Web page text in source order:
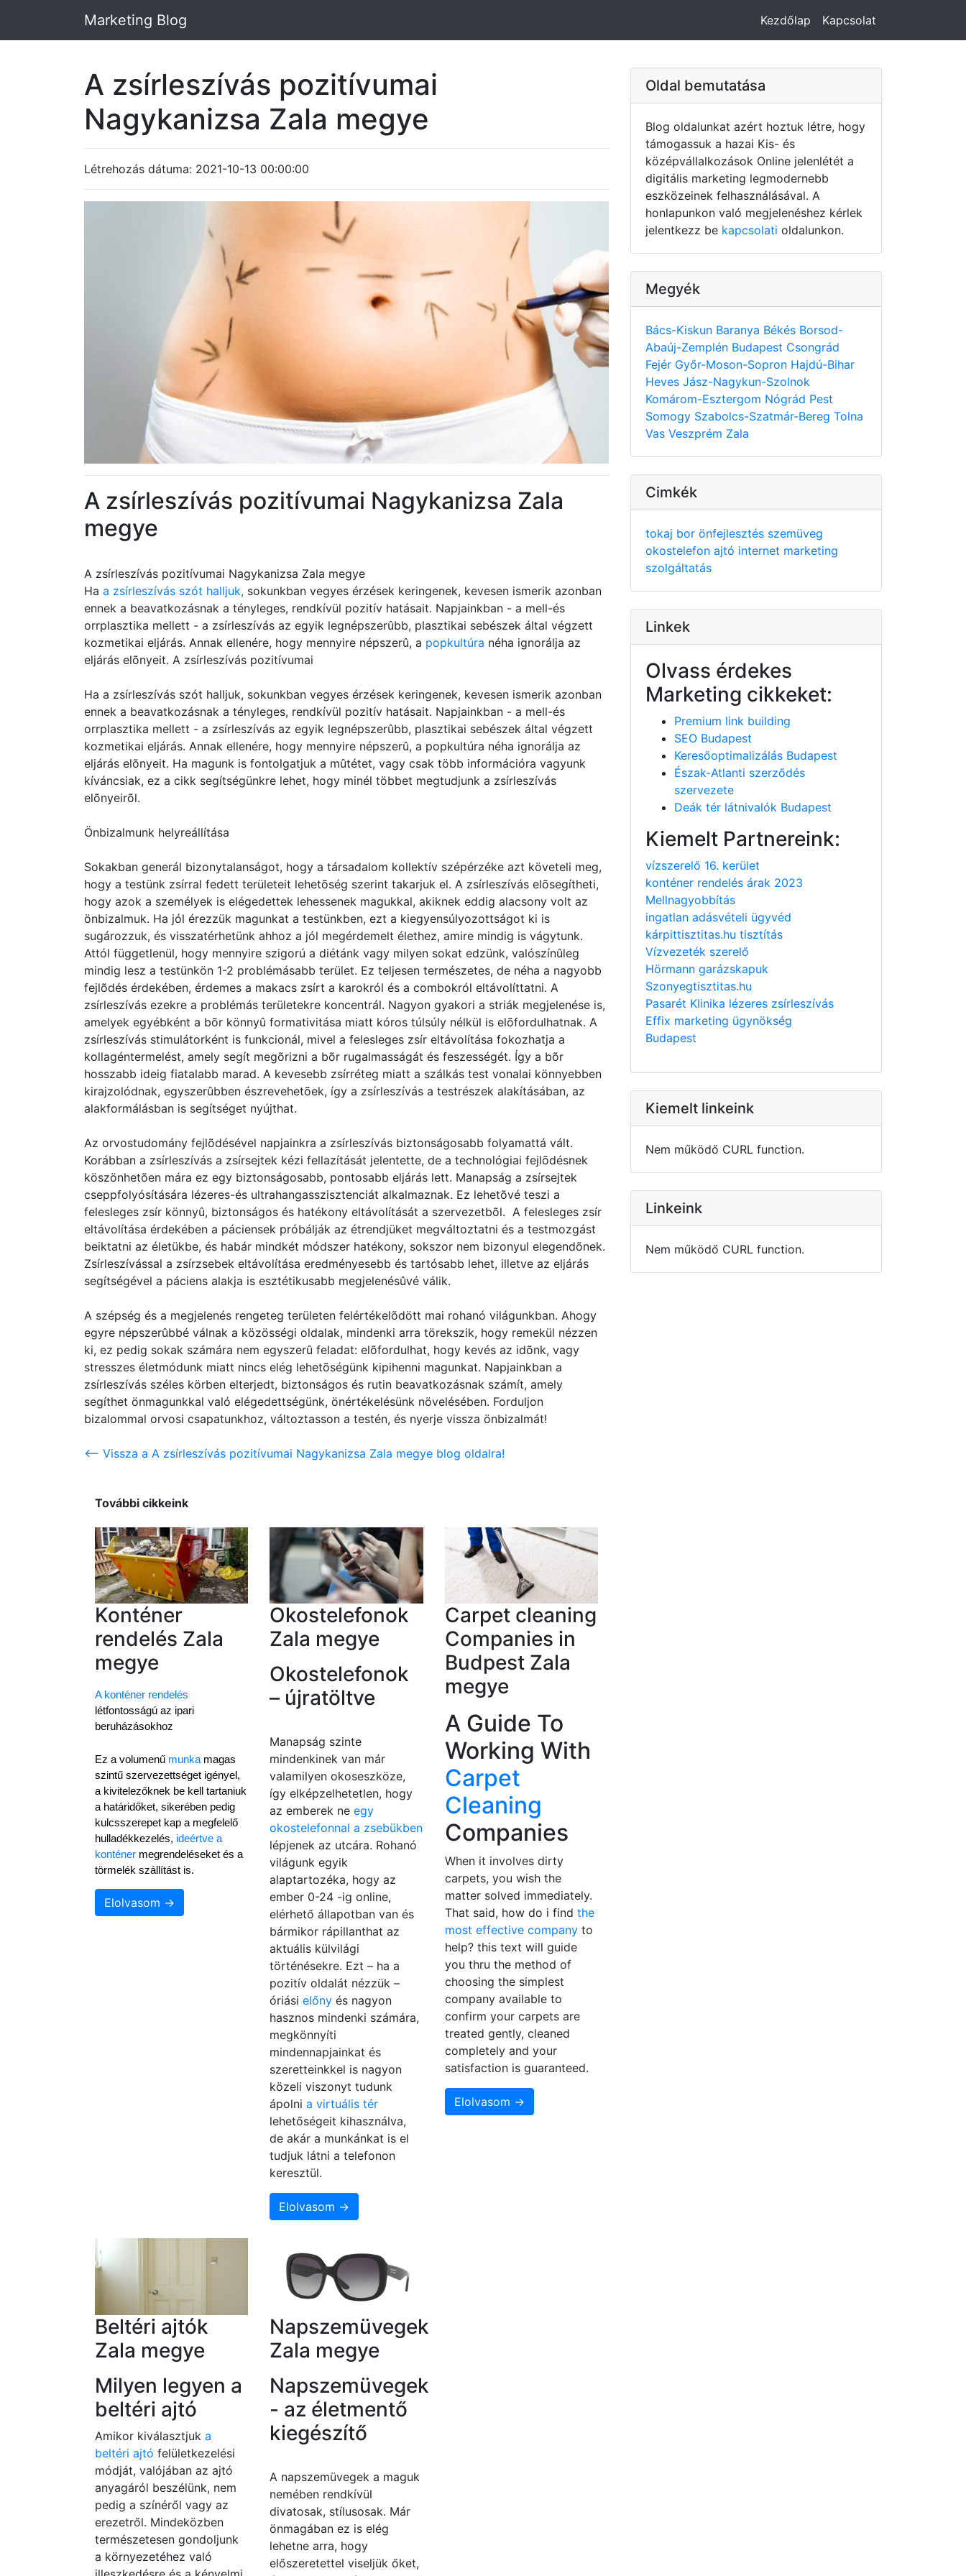
Marketing Blog Kezdőlap Kapcsolat
A zsírleszívás pozitívumai
Nagykanizsa Zala megye
Létrehozás dátuma: 2021-10-13 00:00:00
A zsírleszívás pozitívumai Nagykanizsa Zala
megye
A zsírleszívás pozitívumai Nagykanizsa Zala megye
Ha a zsírleszívás szót halljuk, sokunkban vegyes érzések keringenek, kevesen ismerik azonban
ennek a beavatkozásnak a tényleges, rendkívül pozitív hatásait. Napjainkban - a mell-és
orrplasztika mellett - a zsírleszívás az egyik legnépszerûbb, plasztikai sebészek által végzett
kozmetikai eljárás. Annak ellenére, hogy mennyire népszerû, a popkultúra néha ignorálja az
eljárás elõnyeit. A zsírleszívás pozitívumai
Ha a zsírleszívás szót halljuk, sokunkban vegyes érzések keringenek, kevesen ismerik azonban
ennek a beavatkozásnak a tényleges, rendkívül pozitív hatásait. Napjainkban - a mell-és
orrplasztika mellett - a zsírleszívás az egyik legnépszerûbb, plasztikai sebészek által végzett
kozmetikai eljárás. Annak ellenére, hogy mennyire népszerû, a popkultúra néha ignorálja az
eljárás elõnyeit. Ha magunk is fontolgatjuk a mûtétet, vagy csak több információra vagyunk
kíváncsiak, ez a cikk segítségünkre lehet, hogy minél többet megtudjunk a zsírleszívás
elõnyeirõl.
Önbizalmunk helyreállítása
Sokakban generál bizonytalanságot, hogy a társadalom kollektív szépérzéke azt követeli meg,
hogy a testünk zsírral fedett területeit lehetõség szerint takarjuk el. A zsírleszívás elõsegítheti,
hogy azok a személyek is elégedettek lehessenek magukkal, akiknek eddig alacsony volt az
önbizalmuk. Ha jól érezzük magunkat a testünkben, ezt a kiegyensúlyozottságot ki is
sugározzuk, és visszatérhetünk ahhoz a jól megérdemelt élethez, amire mindig is vágytunk.
Attól függetlenül, hogy mennyire szigorú a diétánk vagy milyen sokat edzünk, valószínûleg
mindig lesz a testünkön 1-2 problémásabb terület. Ez teljesen természetes, de néha a nagyobb
fejlõdés érdekében, érdemes a makacs zsírt a karokról és a combokról eltávolíttatni. A
zsírleszívás ezekre a problémás területekre koncentrál. Nagyon gyakori a striák megjelenése is,
amelyek egyébként a bõr könnyû formativitása miatt kóros túlsúly nélkül is elõfordulhatnak. A
zsírleszívás stimulátorként is funkcionál, mivel a felesleges zsír eltávolítása fokozhatja a
kollagéntermelést, amely segít megõrizni a bõr rugalmasságát és feszességét. Így a bõr
hosszabb ideig fiatalabb marad. A kevesebb zsírréteg miatt a szálkás test vonalai könnyebben
kirajzolódnak, egyszerûbben észrevehetõek, így a zsírleszívás a testrészek alakításában, az
alakformálásban is segítséget nyújthat.
Az orvostudomány fejlõdésével napjainkra a zsírleszívás biztonságosabb folyamattá vált.
Korábban a zsírleszívás a zsírsejtek kézi fellazítását jelentette, de a technológiai fejlõdésnek
köszönhetõen mára ez egy biztonságosabb, pontosabb eljárás lett. Manapság a zsírsejtek
cseppfolyósítására lézeres-és ultrahangasszisztenciát alkalmaznak. Ez lehetõvé teszi a
felesleges zsír könnyû, biztonságos és hatékony eltávolítását a szervezetbõl. A felesleges zsír
eltávolítása érdekében a páciensek próbálják az étrendjüket megváltoztatni és a testmozgást
beiktatni az életükbe, és habár mindkét módszer hatékony, sokszor nem bizonyul elegendõnek.
Zsírleszívással a zsírzsebek eltávolítása eredményesebb és tartósabb lehet, illetve az eljárás
segítségével a páciens alakja is esztétikusabb megjelenésûvé válik.
A szépség és a megjelenés rengeteg területen felértékelõdött mai rohanó világunkban. Ahogy
egyre népszerûbbé válnak a közösségi oldalak, mindenki arra törekszik, hogy remekül nézzen
ki, ez pedig sokak számára nem egyszerû feladat: elõfordulhat, hogy kevés az idõnk, vagy
stresszes életmódunk miatt nincs elég lehetõségünk kipihenni magunkat. Napjainkban a
zsírleszívás széles körben elterjedt, biztonságos és rutin beavatkozásnak számít, amely
segíthet önmagunkkal való elégedettségünk, önértékelésünk növelésében. Forduljon
bizalommal orvosi csapatunkhoz, változtasson a testén, és nyerje vissza önbizalmát!
<-- Vissza a A zsírleszívás pozitívumai Nagykanizsa Zala megye blog oldalra!
További cikkeink
Konténer
rendelés Zala
megye
A konténer rendelés
létfontosságú az ipari
beruházásokhoz
Ez a volumenű munka magas
szintű szervezettséget igényel,
a kivitelezőknek be kell tartaniuk
a határidőket, sikerében pedig
kulcsszerepet kap a megfelelő
hulladékkezelés, ideértve a
konténer megrendeléseket és a
törmelék szállítást is.
Elolvasom →
Okostelefonok
Zala megye
Okostelefonok
– újratöltve
Manapság szinte
mindenkinek van már
valamilyen okoseszköze,
így elképzelhetetlen, hogy
az emberek neegy
okostelefonnal a zsebükben
lépjenek az utcára. Rohanó
világunk egyik
alaptartozéka, hogy az
ember 0-24 -ig online,
elérhető állapotban van és
bármikor rápillanthat az
aktuális külvilági
történésekre. Ezt – ha a
pozitív oldalát nézzük –
óriásielőny és nagyon
hasznos mindenki számára,
megkönnyíti
mindennapjainkat és
szeretteinkkel is nagyon
közeli viszonyt tudunk
ápolnia virtuális tér
lehetőségeit kihasználva,
de akár a munkánkat is el
tudjuk látni a telefonon
keresztül.
Elolvasom →
Carpet cleaning
Companies in
Budpest Zala
megye
A Guide To
Working With
Carpet
Cleaning
Companies
When it involves dirty
carpets, you wish the
matter solved immediately.
That said, how do i find the
most effective companyto
help? this text will guide
you thru the method of
choosing the simplest
company available to
confirm your carpets are
treated gently, cleaned
completely and your
satisfaction is guaranteed.
Elolvasom →
Beltéri ajtók
Zala megye
Milyen legyen a
beltéri ajtó
Amikor kiválasztjuk a
beltéri ajtó felületkezelési
módját, valójában az ajtó
anyagáról beszélünk, nem
pedig a színéről vagy az
erezetről. Mindeközben
természetesen gondoljunk
a környezetéhez való
Napszemüvegek
Zala megye
Napszemüvegek
- az életmentő
kiegészítő
A napszemüvegek a maguk
nemében rendkívül
divatosak, stílusosak. Már
önmagában ez is elég
lehetne arra, hogy
előszeretettel viseljük őket,
Oldal bemutatása
Blog oldalunkat azért hoztuk létre, hogy
támogassuk a hazai Kis- és
középvállalkozások Online jelenlétét a
digitális marketing legmodernebb
eszközeinek felhasználásával. A
honlapunkon való megjelenéshez kérlek
jelentkezz be kapcsolati oldalunkon.
Megyék
Bács-Kiskun Baranya Békés Borsod-
Abaúj-Zemplén Budapest Csongrád
Fejér Győr-Moson-Sopron Hajdú-Bihar
Heves Jász-Nagykun-Szolnok
Komárom-Esztergom Nógrád Pest
Somogy Szabolcs-Szatmár-Bereg Tolna
Vas Veszprém Zala
Cimkék
tokaj bor önfejlesztés szemüveg
okostelefon ajtó internet marketing
szolgáltatás
Linkek
Olvass érdekes
Marketing cikkeket:
Premium link building
SEO Budapest
Keresőoptimalizálás Budapest
Észak-Atlanti szerződés
szervezete
Deák tér látnivalók Budapest
Kiemelt Partnereink:
vízszerelő 16. kerület
konténer rendelés árak 2023
Mellnagyobbítás
ingatlan adásvételi ügyvéd
kárpittisztitas.hu tisztítás
Vízvezeték szerelő
Hörmann garázskapuk
Szonyegtisztitas.hu
Pasarét Klinika lézeres zsírleszívás
Effix marketing ügynökség
Budapest
Kiemelt linkeink
Nem működő CURL function.
Linkeink
Nem működő CURL function.